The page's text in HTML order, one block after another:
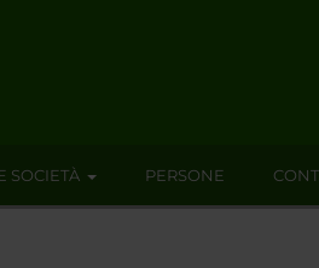
SOCIETÀ PERSONE